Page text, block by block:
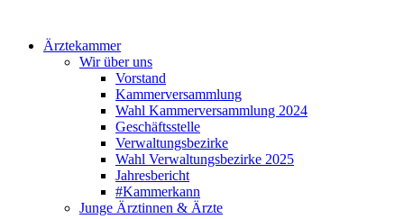
Ärztekammer
Wir über uns
Vorstand
Kammerversammlung
Wahl Kammerversammlung 2024
Geschäftsstelle
Verwaltungsbezirke
Wahl Verwaltungsbezirke 2025
Jahresbericht
#Kammerkann
Junge Ärztinnen & Ärzte